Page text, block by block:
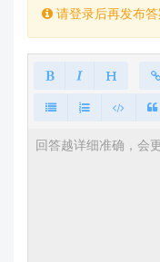
请登录后再发布答